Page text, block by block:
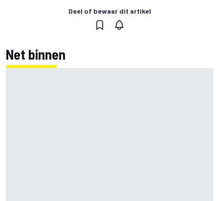
Deel of bewaar dit artikel
Net binnen